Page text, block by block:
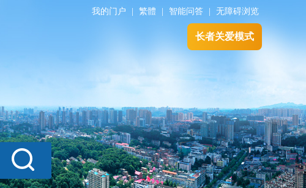
我的门户 繁體 智能问答 无障碍浏览
长者关爱模式